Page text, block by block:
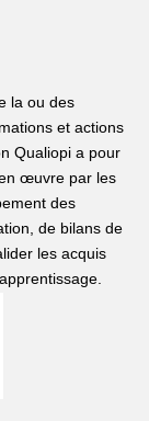
la ou des
et actions
Qualiopi a pour
œuvre par les
des
de bilans de
les acquis